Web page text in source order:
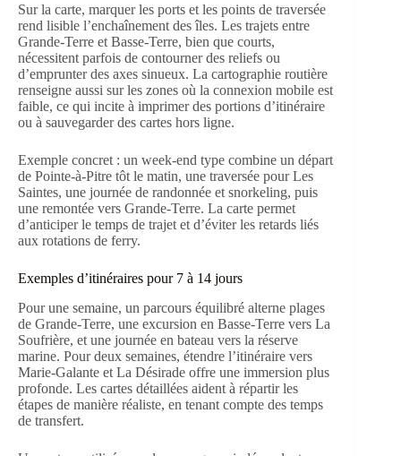
Sur la carte, marquer les ports et les points de traversée
rend lisible l’enchaînement des îles. Les trajets entre
Grande-Terre et Basse-Terre, bien que courts,
nécessitent parfois de contourner des reliefs ou
d’emprunter des axes sinueux. La cartographie routière
renseigne aussi sur les zones où la connexion mobile est
faible, ce qui incite à imprimer des portions d’itinéraire
ou à sauvegarder des cartes hors ligne.
Exemple concret : un week-end type combine un départ
de Pointe-à-Pitre tôt le matin, une traversée pour Les
Saintes, une journée de randonnée et snorkeling, puis
une remontée vers Grande-Terre. La carte permet
d’anticiper le temps de trajet et d’éviter les retards liés
aux rotations de ferry.
Exemples d’itinéraires pour 7 à 14 jours
Pour une semaine, un parcours équilibré alterne plages
de Grande-Terre, une excursion en Basse-Terre vers La
Soufrière, et une journée en bateau vers la réserve
marine. Pour deux semaines, étendre l’itinéraire vers
Marie-Galante et La Désirade offre une immersion plus
profonde. Les cartes détaillées aident à répartir les
étapes de manière réaliste, en tenant compte des temps
de transfert.